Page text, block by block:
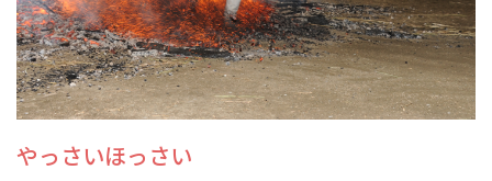
やっさいほっさい